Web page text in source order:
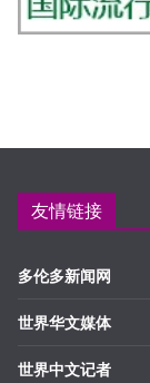
友情链接
多伦多新闻网
世界华文媒体
世界中文记者